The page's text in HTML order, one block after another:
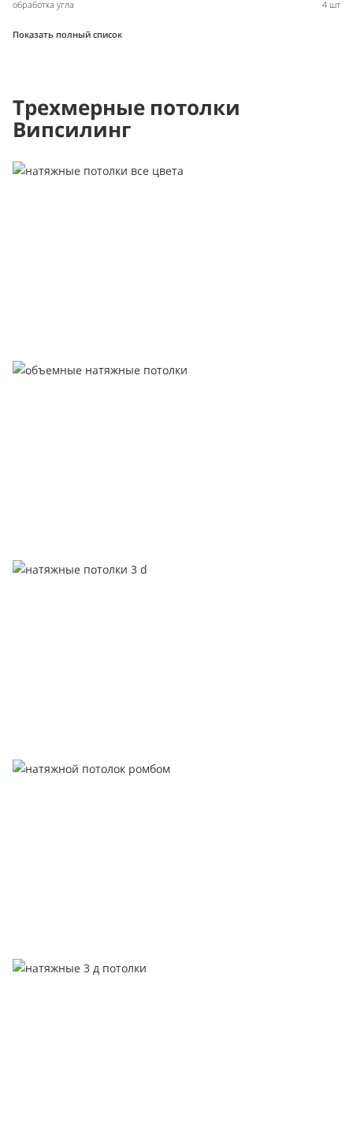
обработка угла 4 шт
Показать полный список
Трехмерные потолки
Випсилинг